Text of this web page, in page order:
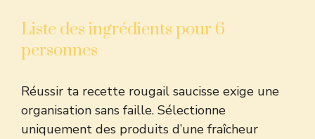
Liste des ingrédients pour 6
personnes
Réussir ta recette rougail saucisse exige une
organisation sans faille. Sélectionne
uniquement des produits d’une fraîcheur